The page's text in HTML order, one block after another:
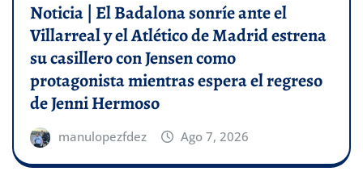
Noticia | El Badalona sonríe ante el
Villarreal y el Atlético de Madrid estrena
su casillero con Jensen como
protagonista mientras espera el regreso
de Jenni Hermoso
manulopezfdez Ago 7, 2026